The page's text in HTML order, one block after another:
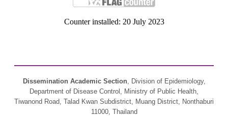
Counter installed: 20 July 2023
Dissemination Academic Section, Division of Epidemiology,
Department of Disease Control, Ministry of Public Health,
Tiwanond Road, Talad Kwan Subdistrict, Muang District, Nonthaburi
11000, Thailand